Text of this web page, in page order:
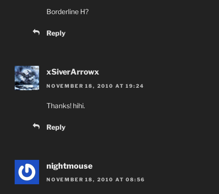
Borderline H?
Reply
xSiverArrowx
NOVEMBER 18, 2010 AT 19:24
Thanks! hihi.
Reply
nightmouse
NOVEMBER 18, 2010 AT 08:56